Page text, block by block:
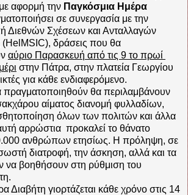
αφορμή την Παγκόσμια Ημέρα
σε συνεργασία με την
Διεθνών Σχέσεων και Ανταλλαγών
(HelMSIC), δράσεις που θα
αύριο Παρασκευή από τις 9 το πρωί
στην Πάτρα, στην πλατεία Γεωργίου
για κάθε ενδιαφερόμενο.
πραγματοποιηθούν θα περιλαμβάνουν
αίματος διανομή φυλλαδίων,
όλων των πολιτών και άλλα
αρρώστια προκαλεί το θάνατο
ανθρώπων ετησίως. Η πρόληψη, σε
διατροφή, την άσκηση, αλλά και τα
βοηθήσουν στη ρύθμιση του
Διαβήτη γιορτάζεται κάθε χρόνο στις 14